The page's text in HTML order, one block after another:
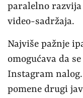
paralelno razvija
video-sadržaja.
Najviše pažnje
omogućava da
Instagram
pomene drugi